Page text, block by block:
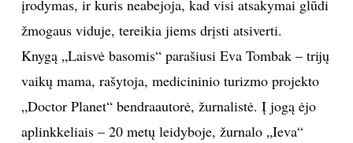
įrodymas, ir kuris neabejoja, kad visi atsakymai glūdi
žmogaus viduje, tereikia jiems drįsti atsiverti.
Knygą „Laisvė basomis“ parašiusi Eva Tombak – trijų
vaikų mama, rašytoja, medicininio turizmo projekto
„Doctor Planet“ bendraautorė, žurnalistė. Į jogą ėjo
aplinkkeliais – 20 metų leidyboje, žurnalo „Ieva“